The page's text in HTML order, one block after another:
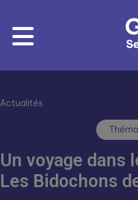
Actualités
Un voyage dans
Les Bidochons